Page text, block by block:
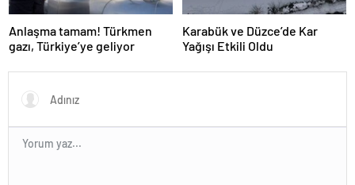
Anlaşma tamam! Türkmen
gazı, Türkiye’ye geliyor
Karabük ve Düzce’de Kar
Yağışı Etkili Oldu